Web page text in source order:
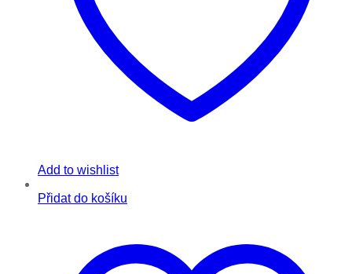
Add to wishlist
Přidat do košíku